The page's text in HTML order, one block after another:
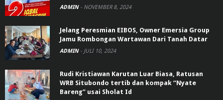
ADMIN - NOVEMBER 8, 2024
Jelang Peresmian EIBOS, Owner Emersia Group
Jamu Rombongan Wartawan Dari Tanah Datar
ADMIN - JULI 10, 2024
Rudi Kristiawan Karutan Luar Biasa, Ratusan
WRB Situbondo tertib dan kompak “Nyate
Bareng” usai Sholat Id